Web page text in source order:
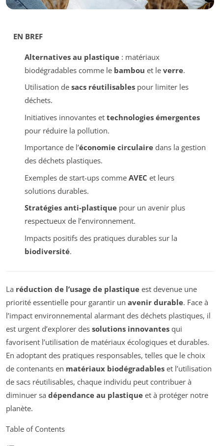
EN BREF
Alternatives au plastique: matériaux
biodégradables comme le bambou et le verre.
Utilisation de sacs réutilisablespour limiter les
déchets.
Initiatives innovantes et technologies émergentes
pour réduire la pollution.
Importance de l’économie circulairedans la gestion
des déchets plastiques.
Exemples de start-ups comme AVEC et leurs
solutions durables.
Stratégies anti-plastiquepour un avenir plus
respectueux de l’environnement.
Impacts positifs des pratiques durables sur la
biodiversité.
La réduction de l’usage de plastique est devenue une
priorité essentielle pour garantir un avenir durable. Face à
l’impact environnemental alarmant des déchets plastiques, il
est urgent d’explorer des solutions innovantes qui
favorisent l’utilisation de matériaux écologiques et durables.
En adoptant des pratiques responsables, telles que le choix
de contenants en matériaux biodégradables et l’utilisation
de sacs réutilisables, chaque individu peut contribuer à
diminuer sa dépendance au plastique et à protéger notre
planète.
Table of Contents